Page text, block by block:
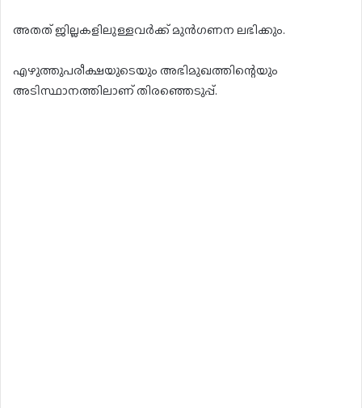
അതത് ജില്ലകളിലുള്ളവർക്ക് മുൻഗണന ലഭിക്കും.
എഴുത്തുപരീക്ഷയുടെയും അഭിമുഖത്തിന്റെയും
അടിസ്ഥാനത്തിലാണ് തിരഞ്ഞെടുപ്പ്.